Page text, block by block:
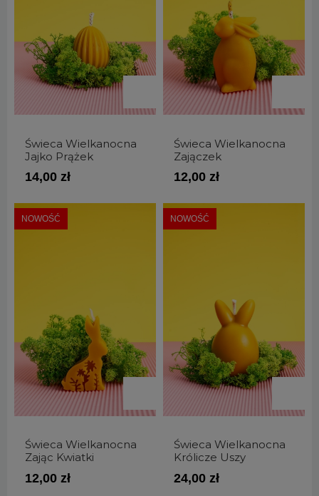
Świeca Wielkanocna
Jajko Prążek
14,00 zł
Świeca Wielkanocna
Zajączek
12,00 zł
Świeca Wielkanocna
Zając Kwiatki
12,00 zł
NOWOŚĆ
Świeca Wielkanocna
Królicze Uszy
24,00 zł
NOWOŚĆ